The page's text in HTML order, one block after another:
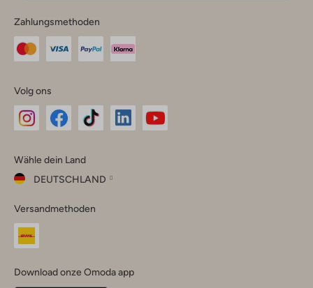
Zahlungsmethoden
Volg ons
Instagram
Facebook
TikTok
Wähle dein Land
DEUTSCHLAND
dein
Land
Belgique(Français)
Versandmethoden
Download onze Omoda app